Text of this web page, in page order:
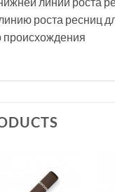
роста ресниц
происхождения